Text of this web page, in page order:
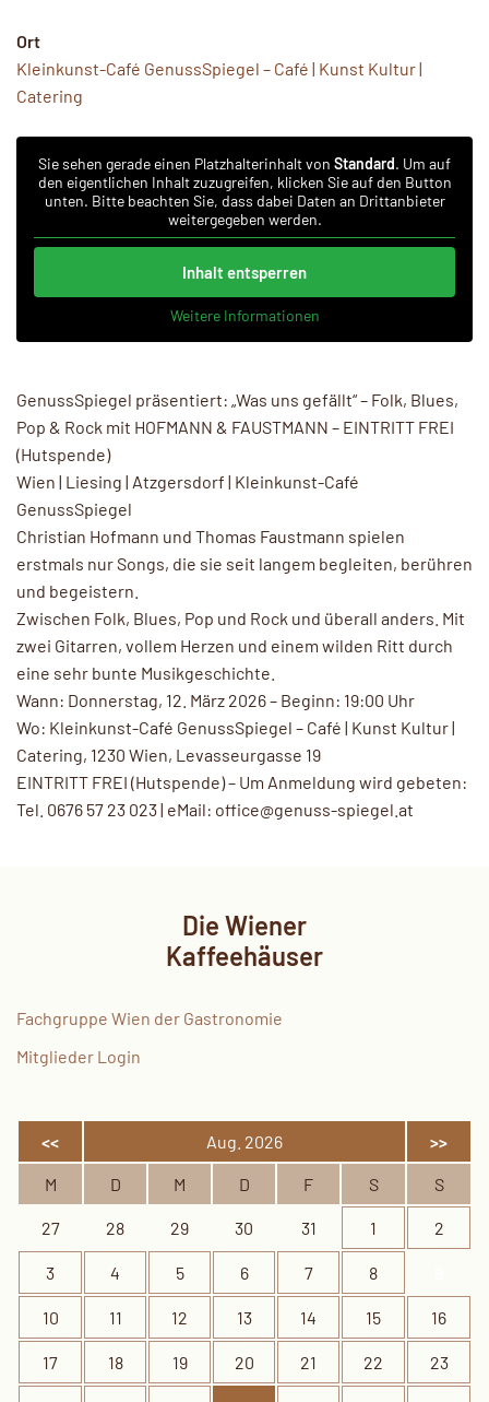
Ort
Kleinkunst-Café GenussSpiegel – Café | Kunst Kultur |
Catering
Sie sehen gerade einen Platzhalterinhalt von Standard. Um auf
den eigentlichen Inhalt zuzugreifen, klicken Sie auf den Button
unten. Bitte beachten Sie, dass dabei Daten an Drittanbieter
weitergegeben werden.
Inhalt entsperren
Weitere Informationen
GenussSpiegel präsentiert: „Was uns gefällt“ – Folk, Blues,
Pop & Rock mit HOFMANN & FAUSTMANN – EINTRITT FREI
(Hutspende)
Wien | Liesing | Atzgersdorf | Kleinkunst-Café
GenussSpiegel
Christian Hofmann und Thomas Faustmann spielen
erstmals nur Songs, die sie seit langem begleiten, berühren
und begeistern.
Zwischen Folk, Blues, Pop und Rock und überall anders. Mit
zwei Gitarren, vollem Herzen und einem wilden Ritt durch
eine sehr bunte Musikgeschichte.
Wann: Donnerstag, 12. März 2026 – Beginn: 19:00 Uhr
Wo: Kleinkunst-Café GenussSpiegel – Café | Kunst Kultur |
Catering, 1230 Wien, Levasseurgasse 19
EINTRITT FREI (Hutspende) – Um Anmeldung wird gebeten:
Tel. 0676 57 23 023 | eMail: office@genuss-spiegel.at
Die Wiener
Kaffeehäuser
Fachgruppe Wien der Gastronomie
Mitglieder Login
<< Aug. 2026 >>
M D M D F S S
27 28 29 30 31 1 2
3 4 5 6 7 8
10 11 12 13 14 15 16
17 18 19 20 21 22 23